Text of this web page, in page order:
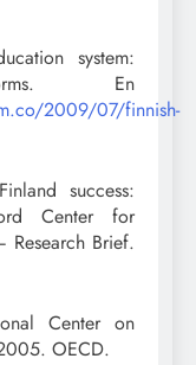
system:
En
2009/07/finnish-
success:
Center for
Brief.
Center on
OECD.